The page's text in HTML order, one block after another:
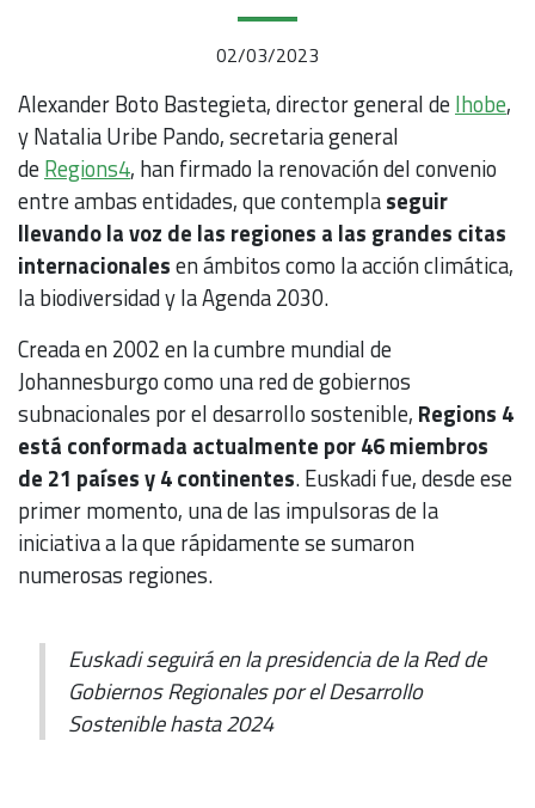
02/03/2023
Alexander Boto Bastegieta, director general deIhobe,
y Natalia Uribe Pando, secretaria general
deRegions4, han firmado la renovación del convenio
entre ambas entidades, que contemplaseguir
llevando la voz de las regiones a las grandes citas
internacionalesen ámbitos como la acción climática,
la biodiversidad y la Agenda 2030.
Creada en 2002 en la cumbre mundial de
Johannesburgo como una red de gobiernos
subnacionales por el desarrollo sostenible, Regions 4
está conformada actualmente por 46 miembros
de 21 países y 4 continentes. Euskadi fue, desde ese
primer momento, una de las impulsoras de la
iniciativa a la que rápidamente se sumaron
numerosas regiones.
Euskadi seguirá en la presidencia de la Red de
Gobiernos Regionales por el Desarrollo
Sostenible hasta 2024